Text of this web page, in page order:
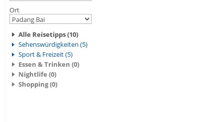
Ort
Alle Reisetipps (10)
Sehenswürdigkeiten (5)
Sport & Freizeit (5)
Essen & Trinken (0)
Nightlife (0)
Shopping (0)